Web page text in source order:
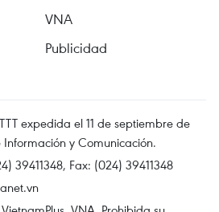
VNA
Publicidad
expedida el 11 de septiembre de
y Comunicación.
39411348, Fax: (024) 39411348